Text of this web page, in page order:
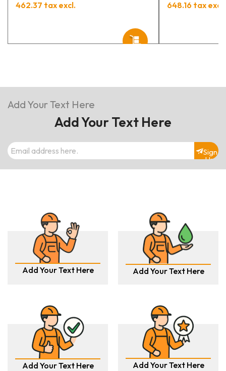
462.37 tax excl. 648.16 tax excl.
Add Your Text Here
Add Your Text Here
Sign
Up
Add Your Text Here Add Your Text Here
Add Your Text Here Add Your Text Here